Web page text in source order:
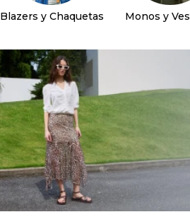
Blazers y Chaquetas Monos y